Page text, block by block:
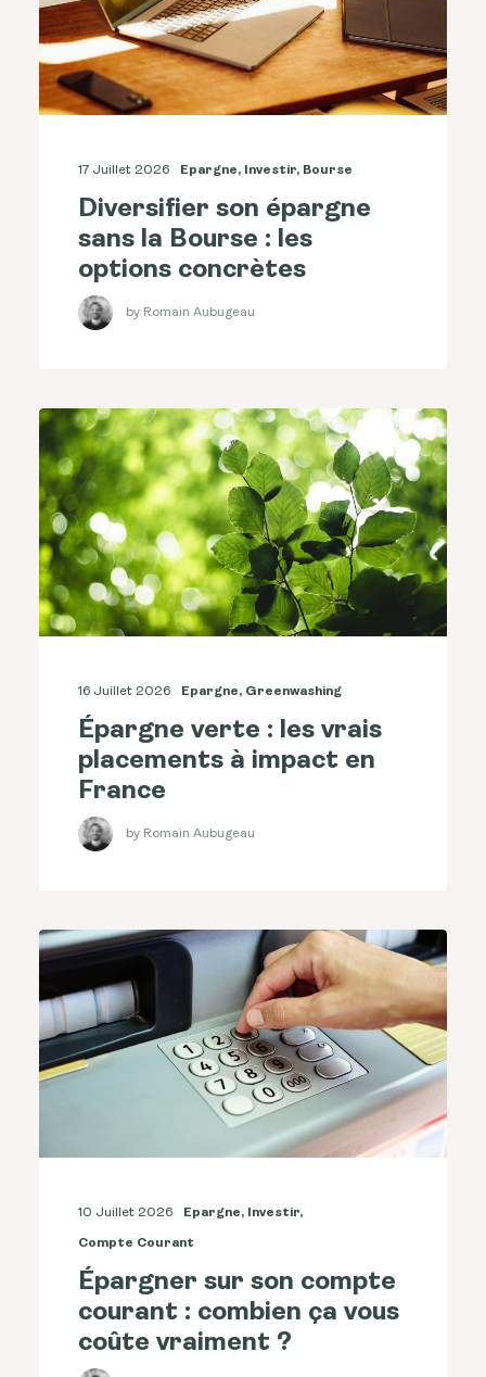
17 Juillet 2026 Epargne, Investir, Bourse
Diversifier son épargne
sans la Bourse : les
options concrètes
by Romain Aubugeau
16 Juillet 2026 Epargne, Greenwashing
Épargne verte : les vrais
placements à impact en
France
by Romain Aubugeau
10 Juillet 2026 Epargne, Investir,
Compte Courant
Épargner sur son compte
courant : combien ça vous
coûte vraiment ?